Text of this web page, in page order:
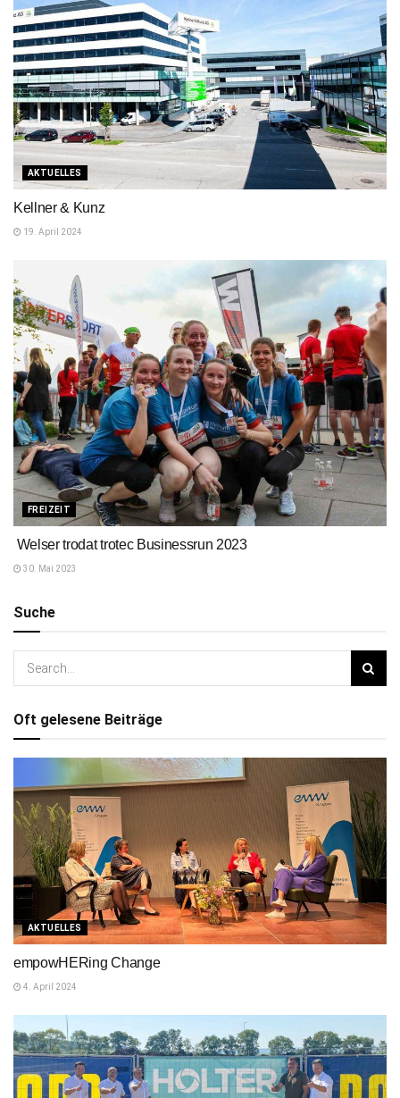
AKTUELLES
Kellner & Kunz
19. April 2024
FREIZEIT
Welser trodat trotec Businessrun 2023
30. Mai 2023
Suche
Oft gelesene Beiträge
AKTUELLES
empowHERing Change
4. April 2024